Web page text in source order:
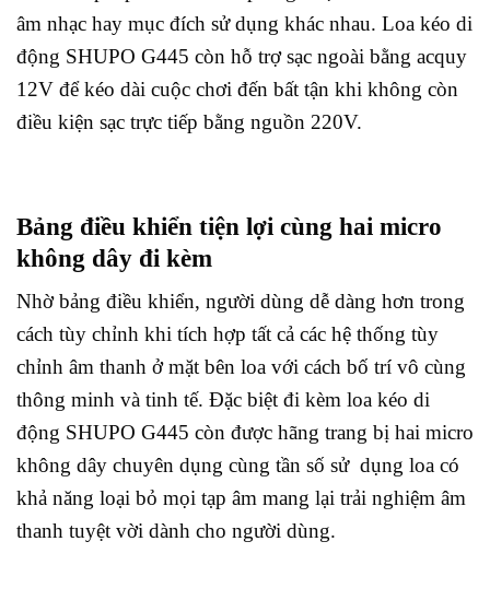
âm nhạc hay mục đích sử dụng khác nhau. Loa kéo di
động SHUPO G445 còn hỗ trợ sạc ngoài bằng acquy
12V để kéo dài cuộc chơi đến bất tận khi không còn
điều kiện sạc trực tiếp bằng nguồn 220V.
Bảng điều khiển tiện lợi cùng hai micro
không dây đi kèm
Nhờ bảng điều khiển, người dùng dễ dàng hơn trong
cách tùy chỉnh khi tích hợp tất cả các hệ thống tùy
chỉnh âm thanh ở mặt bên loa với cách bố trí vô cùng
thông minh và tinh tế. Đặc biệt đi kèm loa kéo di
động SHUPO G445 còn được hãng trang bị hai micro
không dây chuyên dụng cùng tần số sử dụng loa có
khả năng loại bỏ mọi tạp âm mang lại trải nghiệm âm
thanh tuyệt vời dành cho người dùng.